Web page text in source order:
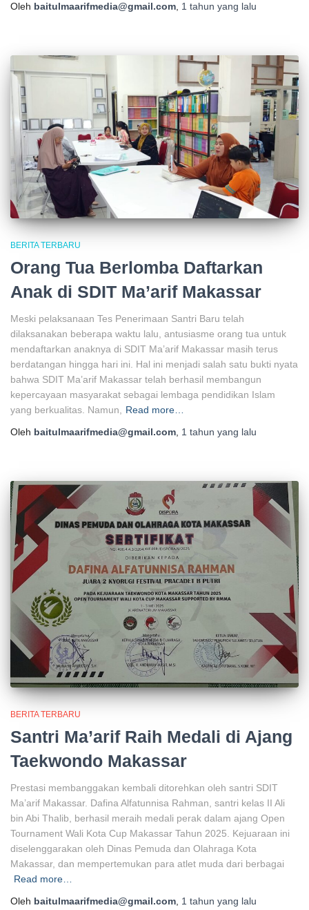
Oleh baitulmaarifmedia@gmail.com, 1 tahun yang lalu
BERITA TERBARU
Orang Tua Berlomba Daftarkan
Anak di SDIT Ma’arif Makassar
Meski pelaksanaan Tes Penerimaan Santri Baru telah
dilaksanakan beberapa waktu lalu, antusiasme orang tua untuk
mendaftarkan anaknya di SDIT Ma’arif Makassar masih terus
berdatangan hingga hari ini. Hal ini menjadi salah satu bukti nyata
bahwa SDIT Ma’arif Makassar telah berhasil membangun
kepercayaan masyarakat sebagai lembaga pendidikan Islam
yang berkualitas. Namun,
Read more…
Oleh baitulmaarifmedia@gmail.com 1 tahun yang lalu
BERITA TERBARU
Santri Ma’arif Raih Medali di Ajang
Taekwondo Makassar
Prestasi membanggakan kembali ditorehkan oleh santri SDIT
Ma’arif Makassar. Dafina Alfatunnisa Rahman, santri kelas II Ali
bin Abi Thalib, berhasil meraih medali perak dalam ajang Open
Tournament Wali Kota Cup Makassar Tahun 2025. Kejuaraan ini
diselenggarakan oleh Dinas Pemuda dan Olahraga Kota
Makassar, dan mempertemukan para atlet muda dari berbagai
Read more…
Oleh baitulmaarifmedia@gmail.com 1 tahun yang lalu